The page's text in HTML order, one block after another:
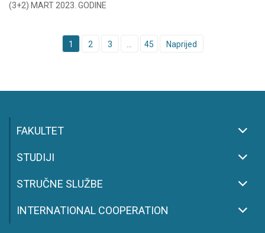
(3+2) MART 2023. GODINE
1 2 3 45 Naprijed
FAKULTET
STUDIJI
STRUČNE SLUŽBE
INTERNATIONAL COOPERATION